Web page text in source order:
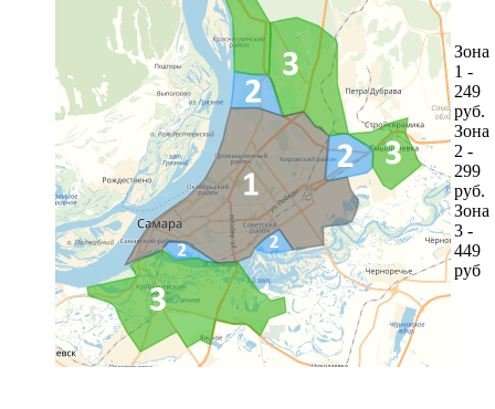
Зона
1 -
249
руб.
Зона
2 -
299
руб.
Зона
3 -
449
руб